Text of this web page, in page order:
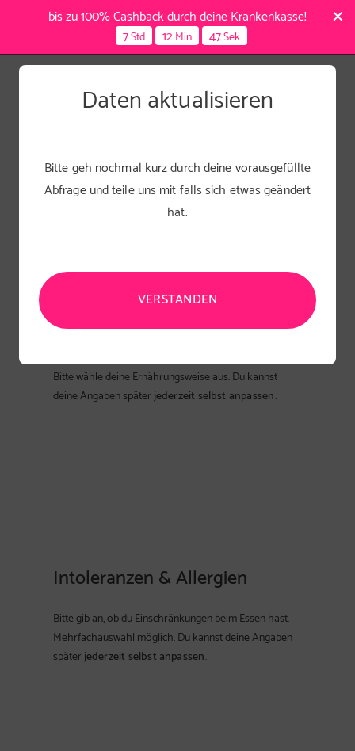
Daten aktualisieren
Bitte geh nochmal kurz durch deine vorausgefüllte
Abfrage und teile uns mit falls sich etwas geändert
hat.
VERSTANDEN
Was ist dein Ziel?
Deine Ernährungsweise
Bitte wähle deine Ernährungsweise aus. Du kannst
deine Angaben späterjederzeit selbst anpassen.
Intoleranzen & Allergien
Bitte gib an, ob du Einschränkungen beim Essen hast.
Mehrfachauswahl möglich. Du kannst deine Angaben
späterjederzeit selbst anpassen.
bis zu 100% Cashback durch deine Krankenkasse!
7Std 12Min 46Sek